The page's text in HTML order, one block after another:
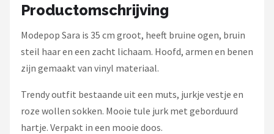
Productomschrijving
Modepop Sara is 35 cm groot, heeft bruine ogen, bruin
steil haar en een zacht lichaam. Hoofd, armen en benen
zijn gemaakt van vinyl materiaal.
Trendy outfit bestaande uit een muts, jurkje vestje en
roze wollen sokken. Mooie tule jurk met geborduurd
hartje. Verpakt in een mooie doos.